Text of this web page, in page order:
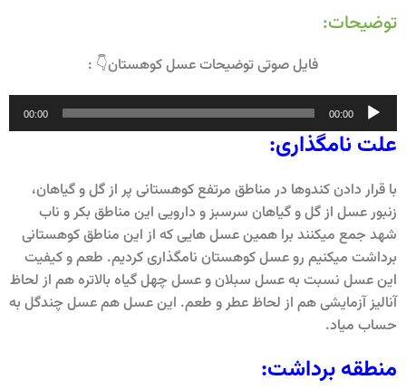
توضیحات:
فایل صوتی توضیحات عسل کوهستان👇 :
پخش‌کننده
صوت
00:00
00:00
علت نامگذاری:
با قرار دادن کندوها در مناطق مرتفع کوهستانی پر از گل و گیاهان،
زنبور عسل از گل و گیاهان سرسبز و دارویی این مناطق بکر و ناب
شهد جمع میکنند برا همین عسل هایی که از این مناطق کوهستانی
برداشت میکنیم رو عسل کوهستان نامگذاری کردیم. طعم و کیفیت
این عسل نسبت به عسل سبلان و عسل چهل گیاه بالاتره هم از لحاظ
آنالیز آزمایشی هم از لحاظ عطر و طعم. این عسل هم عسل چندگل به
حساب میاد.
منطقه برداشت: